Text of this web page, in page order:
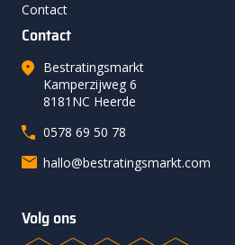
Contact
Contact
Bestratingsmarkt
Kamperzijweg 6
8181NC Heerde
0578 69 50 78
hallo@bestratingsmarkt.com
Volg ons